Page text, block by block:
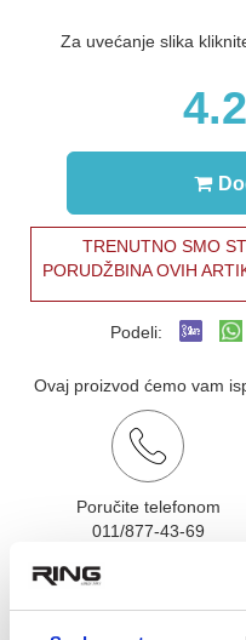
Za uvećanje slika
TRENUTNO SMO
PORUDŽBINA OVIH
Podeli:
Ovaj proizvod ćemo vam
Poručite telefonom
011/877-43-69
OCENA KORISNIKA: